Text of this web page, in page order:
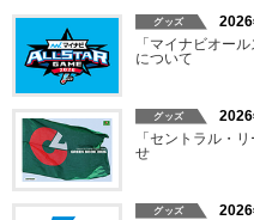
「マイナビオー
について
「セントラル・
せ